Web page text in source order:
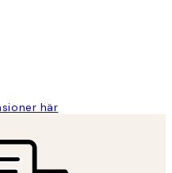
här